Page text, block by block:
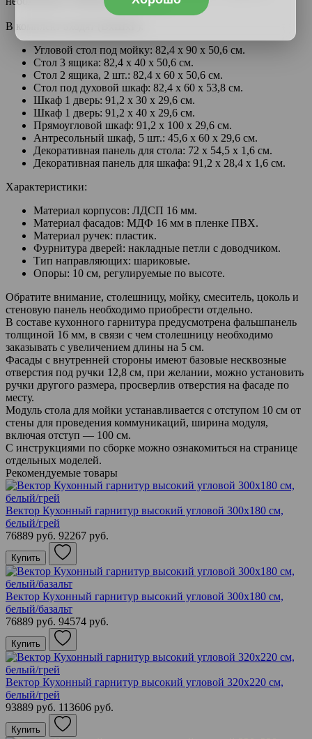
В комплект входят (ВхШхГ):
Угловой стол под мойку: 82,4 х 90 х 50,6 см.
Стол 3 ящика: 82,4 х 40 х 50,6 см.
Стол 2 ящика, 2 шт.: 82,4 х 60 х 50,6 см.
Стол под духовой шкаф: 82,4 х 60 х 53,8 см.
Шкаф 1 дверь: 91,2 х 30 х 29,6 см.
Шкаф 1 дверь: 91,2 х 40 х 29,6 см.
Прямоугловой шкаф: 91,2 х 100 х 29,6 см.
Антресольный шкаф, 5 шт.: 45,6 х 60 х 29,6 см.
Декоративная панель для стола: 72 х 54,5 х 1,6 см.
Декоративная панель для шкафа: 91,2 х 28,4 х 1,6 см.
Характеристики:
Материал корпусов: ЛДСП 16 мм.
Материал фасадов: МДФ 16 мм в пленке ПВХ.
Материал ручек: пластик.
Фурнитура дверей: накладные петли с доводчиком.
Тип направляющих: шариковые.
Опоры: 10 см, регулируемые по высоте.
Обратите внимание, столешницу, мойку, смеситель, цоколь и
стеновую панель необходимо приобрести отдельно.
В составе кухонного гарнитура предусмотрена фальшпанель
толщиной 16 мм, в связи с чем столешницу необходимо
заказывать с увеличением длины на 5 см.
Фасады с внутренней стороны имеют базовые несквозные
отверстия под ручки 12,8 см, при желании, можно установить
ручки другого размера, просверлив отверстия на фасаде по
месту.
Модуль стола для мойки устанавливается с отступом 10 см от
стены для проведения коммуникаций, ширина модуля,
включая отступ — 100 см.
С инструкциями по сборке можно ознакомиться на странице
отдельных моделей.
Рекомендуемые товары
Вектор Кухонный гарнитур высокий угловой 300х180 см,
белый/грей
76889 руб. 92267 руб.
Купить
Вектор Кухонный гарнитур высокий угловой 300х180 см,
белый/базальт
76889 руб. 94574 руб.
Купить
Вектор Кухонный гарнитур высокий угловой 320х220 см,
белый/грей
93889 руб. 113606 руб.
Купить